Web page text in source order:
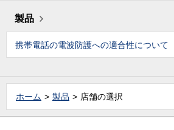
製品
携帯電話の電波防護への適合性について
ホーム 製品 店舗の選択